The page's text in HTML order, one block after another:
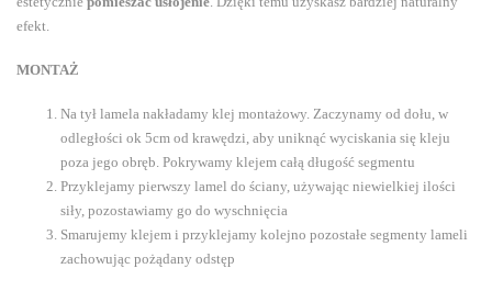
efekt.
MONTAŻ
Na tył lamela nakładamy klej montażowy. Zaczynamy od dołu, w
odległości ok 5cm od krawędzi, aby uniknąć wyciskania się kleju
poza jego obręb. Pokrywamy klejem całą długość segmentu
Przyklejamy pierwszy lamel do ściany, używając niewielkiej ilości
siły, pozostawiamy go do wyschnięcia
Smarujemy klejem i przyklejamy kolejno pozostałe segmenty lameli
zachowując pożądany odstęp